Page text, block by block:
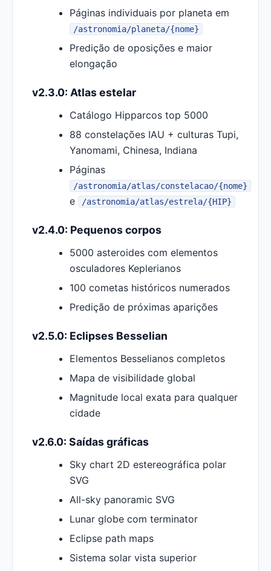
Páginas individuais por planeta em
/astronomia/planeta/{nome}
Predição de oposições e maior
elongação
v2.3.0: Atlas estelar
Catálogo Hipparcos top 5000
88 constelações IAU + culturas Tupi,
Yanomami, Chinesa, Indiana
Páginas
/astronomia/atlas/constelacao/{nome}
e /astronomia/atlas/estrela/{HIP}
v2.4.0: Pequenos corpos
5000 asteroides com elementos
osculadores Keplerianos
100 cometas históricos numerados
Predição de próximas aparições
v2.5.0: Eclipses Besselian
Elementos Besselianos completos
Mapa de visibilidade global
Magnitude local exata para qualquer
cidade
v2.6.0: Saídas gráficas
Sky chart 2D estereográfica polar
SVG
All-sky panoramic SVG
Lunar globe com terminator
Eclipse path maps
Sistema solar vista superior